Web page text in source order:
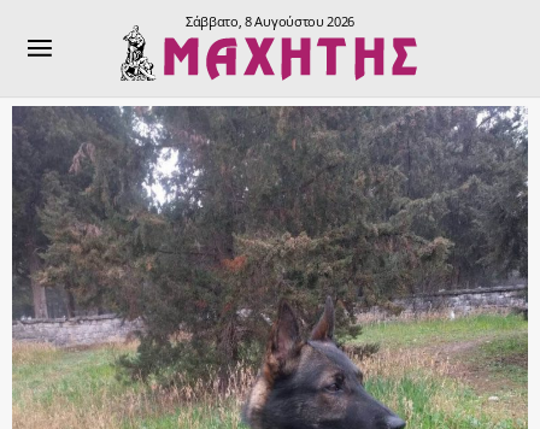
Σάββατο, 8 Αυγούστου 2026